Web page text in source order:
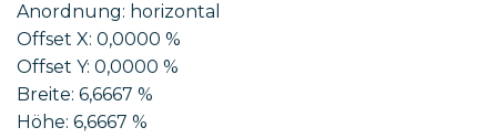
Anordnung: horizontal
Offset X: 0,0000 %
Offset Y: 0,0000 %
Breite: 6,6667 %
Höhe: 6,6667 %